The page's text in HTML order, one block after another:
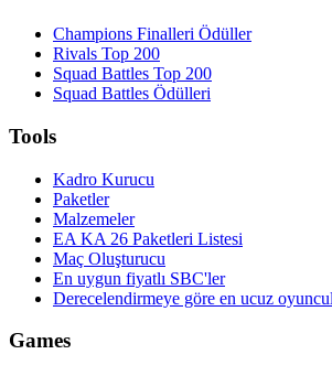
Champions Finalleri Ödüller
Rivals Top 200
Squad Battles Top 200
Squad Battles Ödülleri
Tools
Kadro Kurucu
Paketler
Malzemeler
EA KA 26 Paketleri Listesi
Maç Oluşturucu
En uygun fiyatlı SBC'ler
Derecelendirmeye göre en ucuz
Games